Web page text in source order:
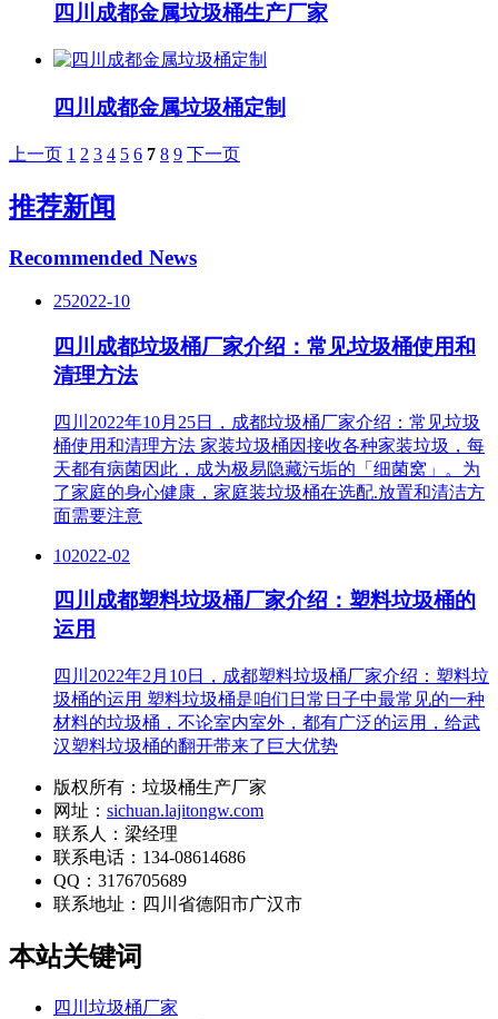
四川成都金属垃圾桶生产厂家
四川成都金属垃圾桶定制
上一页 1 2 3 4 5 6 7 8 9 下一页
推荐新闻
Recommended News
252022-10
四川成都垃圾桶厂家介绍：常见垃圾桶使用和
清理方法
四川2022年10月25日，成都垃圾桶厂家介绍：常见垃圾
桶使用和清理方法 家装垃圾桶因接收各种家装垃圾，每
天都有病菌因此，成为极易隐藏污垢的「细菌窝」。为
了家庭的身心健康，家庭装垃圾桶在选配.放置和清洁方
面需要注意
102022-02
四川成都塑料垃圾桶厂家介绍：塑料垃圾桶的
运用
四川2022年2月10日，成都塑料垃圾桶厂家介绍：塑料垃
圾桶的运用 塑料垃圾桶是咱们日常日子中最常见的一种
材料的垃圾桶，不论室内室外，都有广泛的运用，给武
汉塑料垃圾桶的翻开带来了巨大优势
版权所有：垃圾桶生产厂家
网址： sichuan.lajitongw.com
联系人：梁经理
联系电话：134-08614686
QQ：3176705689
联系地址： 四川省德阳市广汉市
本站关键词
四川垃圾桶厂家